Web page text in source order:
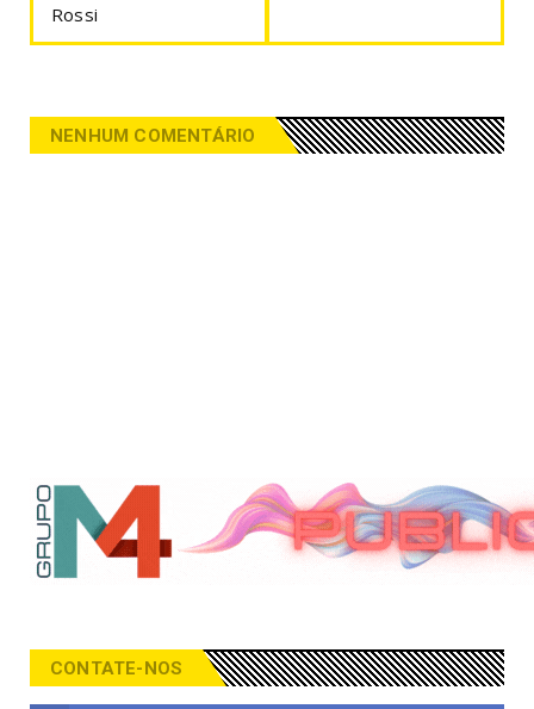
Rossi
NENHUM COMENTÁRIO
CONTATE-NOS